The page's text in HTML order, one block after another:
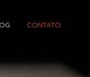
CONTATO